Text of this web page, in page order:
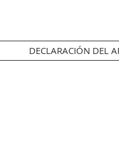
DECLARACIÓN DEL